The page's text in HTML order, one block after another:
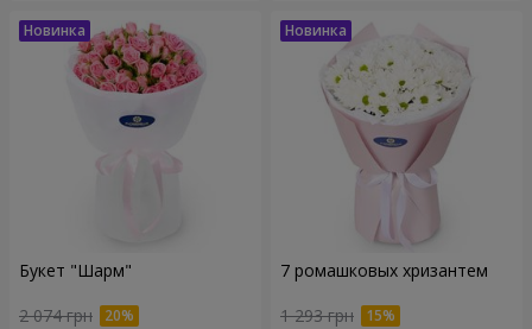
Букет "Шарм"
2 074 грн
7 ромашковых хризантем
1 293 грн